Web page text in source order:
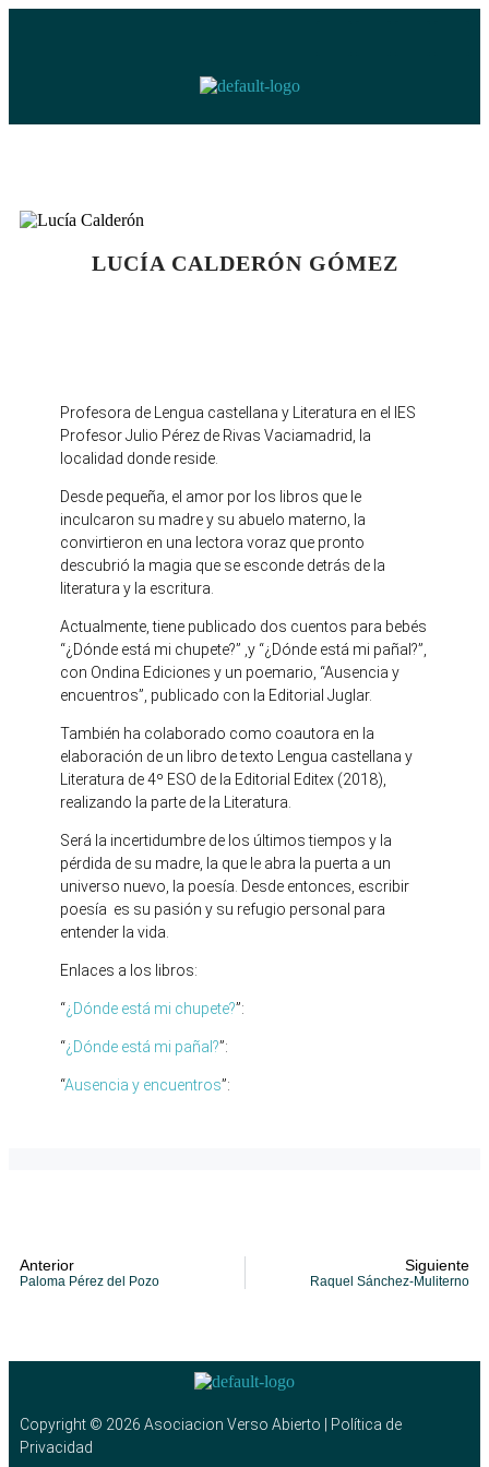
LUCÍA CALDERÓN GÓMEZ
Profesora de Lengua castellana y Literatura en el IES
Profesor Julio Pérez de Rivas Vaciamadrid, la
localidad donde reside.
Desde pequeña, el amor por los libros que le
inculcaron su madre y su abuelo materno, la
convirtieron en una lectora voraz que pronto
descubrió la magia que se esconde detrás de la
literatura y la escritura.
Actualmente, tiene publicado dos cuentos para bebés
“¿Dónde está mi chupete?” ,y “¿Dónde está mi pañal?”,
con Ondina Ediciones y un poemario, “Ausencia y
encuentros”, publicado con la Editorial Juglar.
También ha colaborado como coautora en la
elaboración de un libro de texto Lengua castellana y
Literatura de 4º ESO de la Editorial Editex (2018),
realizando la parte de la Literatura.
Será la incertidumbre de los últimos tiempos y la
pérdida de su madre, la que le abra la puerta a un
universo nuevo, la poesía. Desde entonces, escribir
poesía es su pasión y su refugio personal para
entender la vida.
Enlaces a los libros:
“¿Dónde está mi chupete?”:
“¿Dónde está mi pañal?”:
“Ausencia y encuentros”:
Anterior
Paloma Pérez del Pozo
Siguiente
Raquel Sánchez-Muliterno
Copyright © 2026 Asociacion Verso Abierto | Política de
Privacidad